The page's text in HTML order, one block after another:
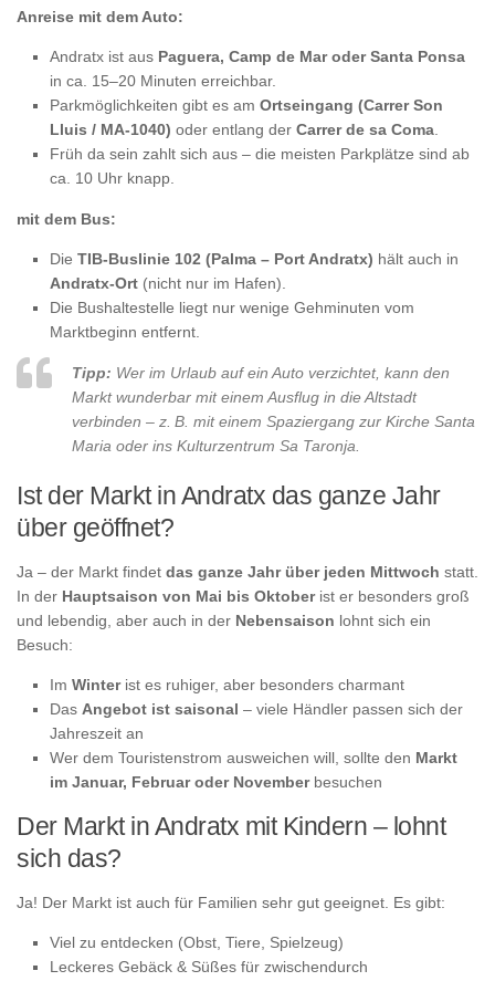
Anreise mit dem Auto:
Andratx ist aus Paguera, Camp de Mar oder Santa Ponsa
in ca. 15–20 Minuten erreichbar.
Parkmöglichkeiten gibt es am Ortseingang (Carrer Son
Lluis / MA-1040) oder entlang der Carrer de sa Coma
Früh da sein zahlt sich aus – die meisten Parkplätze sind ab
ca. 10 Uhr knapp.
mit dem Bus:
Die TIB-Buslinie 102 (Palma – Port Andratx) hält auch in
Andratx-Ort (nicht nur im Hafen).
Die Bushaltestelle liegt nur wenige Gehminuten vom
Marktbeginn entfernt.
Tipp: Wer im Urlaub auf ein Auto verzichtet, kann den
Markt wunderbar mit einem Ausflug in die Altstadt
verbinden – z. B. mit einem Spaziergang zur Kirche Santa
Maria oder ins Kulturzentrum Sa Taronja.
Ist der Markt in Andratx das ganze Jahr
über geöffnet?
Ja – der Markt findet das ganze Jahr über jeden Mittwoch statt.
In der Hauptsaison von Mai bis Oktoberist er besonders groß
und lebendig, aber auch in der Nebensaison lohnt sich ein
Besuch:
Im Winterist es ruhiger, aber besonders charmant
Das Angebot ist saisonal – viele Händler passen sich der
Jahreszeit an
Wer dem Touristenstrom ausweichen will, sollte den Markt
im Januar, Februar oder Novemberbesuchen
Der Markt in Andratx mit Kindern – lohnt
sich das?
Ja! Der Markt ist auch für Familien sehr gut geeignet. Es gibt:
Viel zu entdecken (Obst, Tiere, Spielzeug)
Leckeres Gebäck & Süßes für zwischendurch